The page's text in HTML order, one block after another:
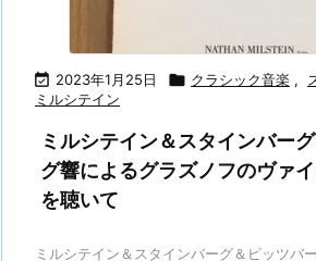
 2023年1月25日  クラシック音楽 ,
ミルシテイン
ミルシテイン＆スタインバー
グ響によるグラズノフのヴァ
を聴いて
ミルシテイン＆スタインバーグ＆ピッツバ